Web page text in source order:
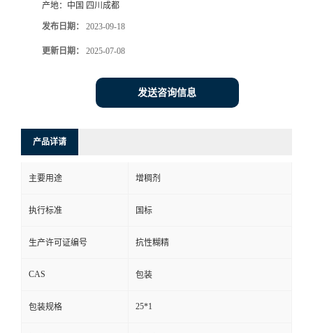
产地： 中国 四川成都
发布日期： 2023-09-18
更新日期： 2025-07-08
发送咨询信息
产品详请
主要用途 增稠剂
执行标准 国标
生产许可证编号 抗性糊精
CAS 包装
包装规格 25*1